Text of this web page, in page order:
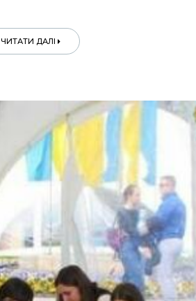
ЧИТАТИ ДАЛІ